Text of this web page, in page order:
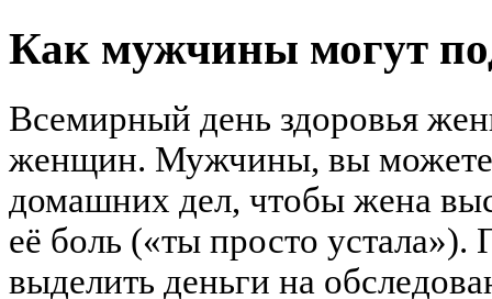
Как мужчины могут
Всемирный день здоровья
женщин. Мужчины, вы можете:
домашних дел, чтобы жена
её боль («ты просто устала»).
выделить деньги на